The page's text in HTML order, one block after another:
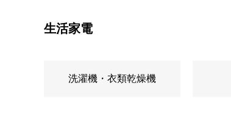
生活家電
洗濯機・衣類乾燥機